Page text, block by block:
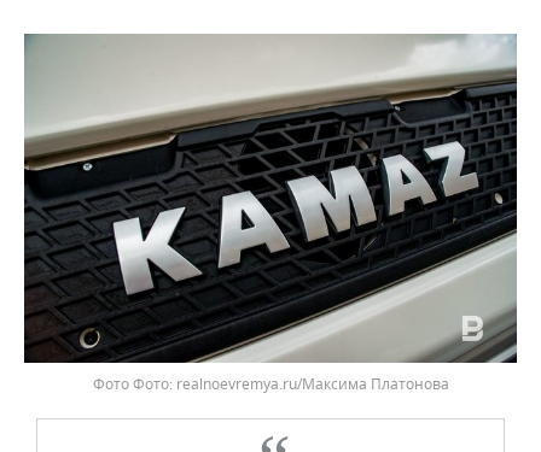
Фото realnoevremya.ru/Максима Платонова